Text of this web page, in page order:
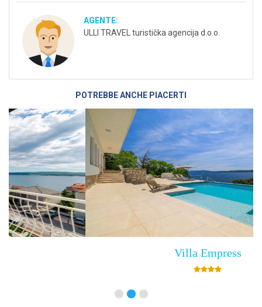
AGENTE:
ULLI TRAVEL turistička agencija d.o.o.
POTREBBE ANCHE PIACERTI